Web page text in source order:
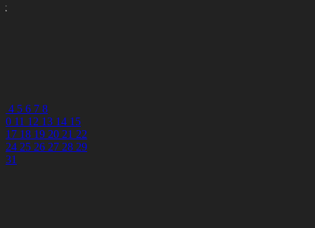
4 5 6 7 8
10 11 12 13 14 15
17 18 19 20 21 22
24 25 26 27 28 29
31